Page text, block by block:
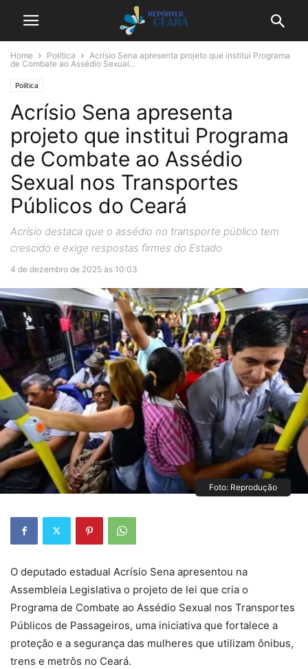
Home Política
Acrísio Sena apresenta projeto que institui Programa
de Combate ao Assédio Sexual...
Política
Acrísio Sena apresenta
projeto que institui Programa
de Combate ao Assédio
Sexual nos Transportes
Públicos do Ceará
Acrísio destaca que o assédio no transporte público tem
crescido e exige respostas firmes do Estado
4 de dezembro de 2025 às 10:03
Foto: Reprodução
O deputado estadual Acrísio Sena apresentou na
Assembleia Legislativa o projeto de lei que cria o
Programa de Combate ao Assédio Sexual nos Transportes
Públicos de Passageiros, uma iniciativa que fortalece a
proteção e a segurança das mulheres que utilizam ônibus,
trens e metrôs no Ceará.